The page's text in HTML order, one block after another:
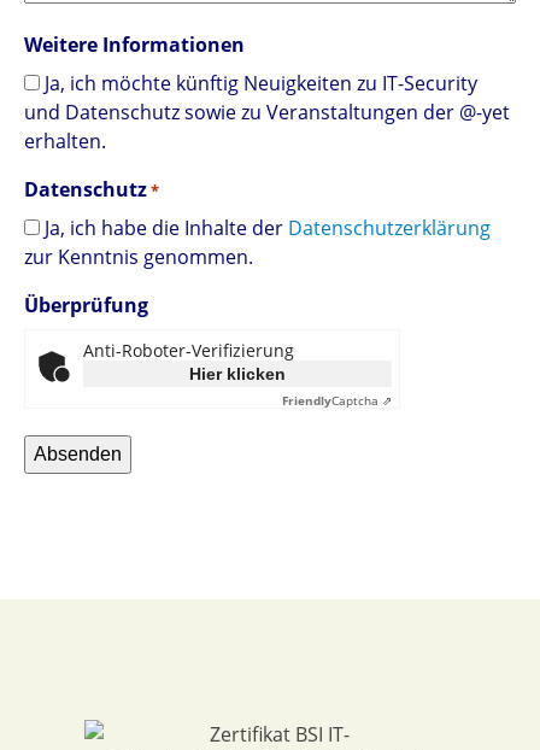
Weitere Informationen
Ja, ich möchte künftig Neuigkeiten zu IT-Security
und Datenschutz sowie zu Veranstaltungen der @-yet
erhalten.
Datenschutz*
Ja, ich habe die Inhalte der Datenschutzerklärung
zur Kenntnis genommen.
Überprüfung
Anti-Roboter-Verifizierung
Hier klicken
FriendlyCaptcha ⇗